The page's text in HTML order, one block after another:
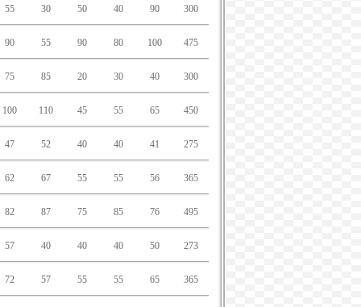
55 30 50 40 90 300
90 55 90 80 100 475
75 85 20 30 40 300
100 110 45 55 65 450
47 52 40 40 41 275
62 67 55 55 56 365
82 87 75 85 76 495
57 40 40 40 50 273
72 57 55 55 65 365